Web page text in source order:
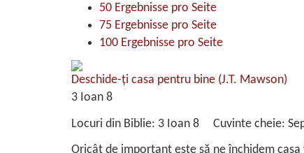
50 Ergebnisse pro Seite
75 Ergebnisse pro Seite
100 Ergebnisse pro Seite
Deschide-ţi casa pentru bine (J.T. Mawson)
3 Ioan 8
Locuri din Biblie: 3 Ioan 8 Cuvinte cheie:
Oricât de important este să ne închidem